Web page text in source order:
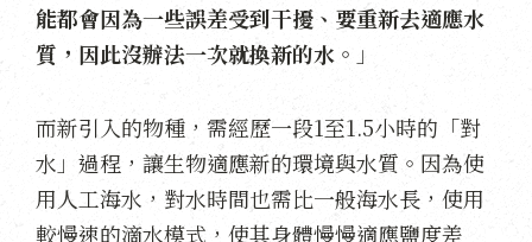
能都會因為一些誤差受到干擾、要重新去適應水
質，因此沒辦法一次就換新的水。 」
而新引入的物種，需經歷一段1至1.5小時的「對
水」過程，讓生物適應新的環境與水質。因為使
用人工海水，對水時間也需比一般海水長，使用
較慢速的滴水模式，使其身體慢慢適應鹽度差